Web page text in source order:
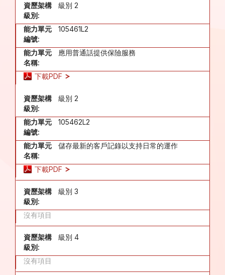
資歷架構
級別:
級別 2
能力單元
編號:
105461L2
能力單元
名稱:
應用普通話提供保險服務
下載PDF
資歷架構
級別:
級別 2
能力單元
編號:
105462L2
能力單元
名稱:
儲存最新的客戶記錄以支持日常的運作
下載PDF
資歷架構
級別:
級別 3
沒有項目
資歷架構
級別:
級別 4
沒有項目